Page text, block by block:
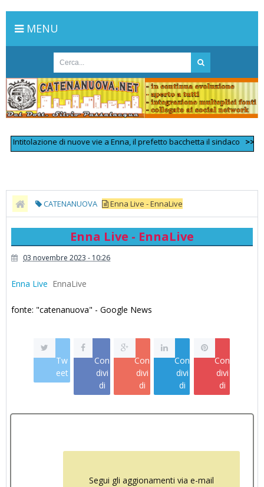
MENU
di nuove vie a Enna, il prefetto bacchetta il sindaco >>
CATENANUOVA Enna Live - EnnaLive
Enna Live - EnnaLive
03 novembre 2023 - 10:26
Enna Live EnnaLive
fonte: "catenanuova" - Google News
Tw
eet
Con
divi
di
Con
divi
di
Con
divi
di
Con
divi
di
Segui gli aggionamenti via e-mail